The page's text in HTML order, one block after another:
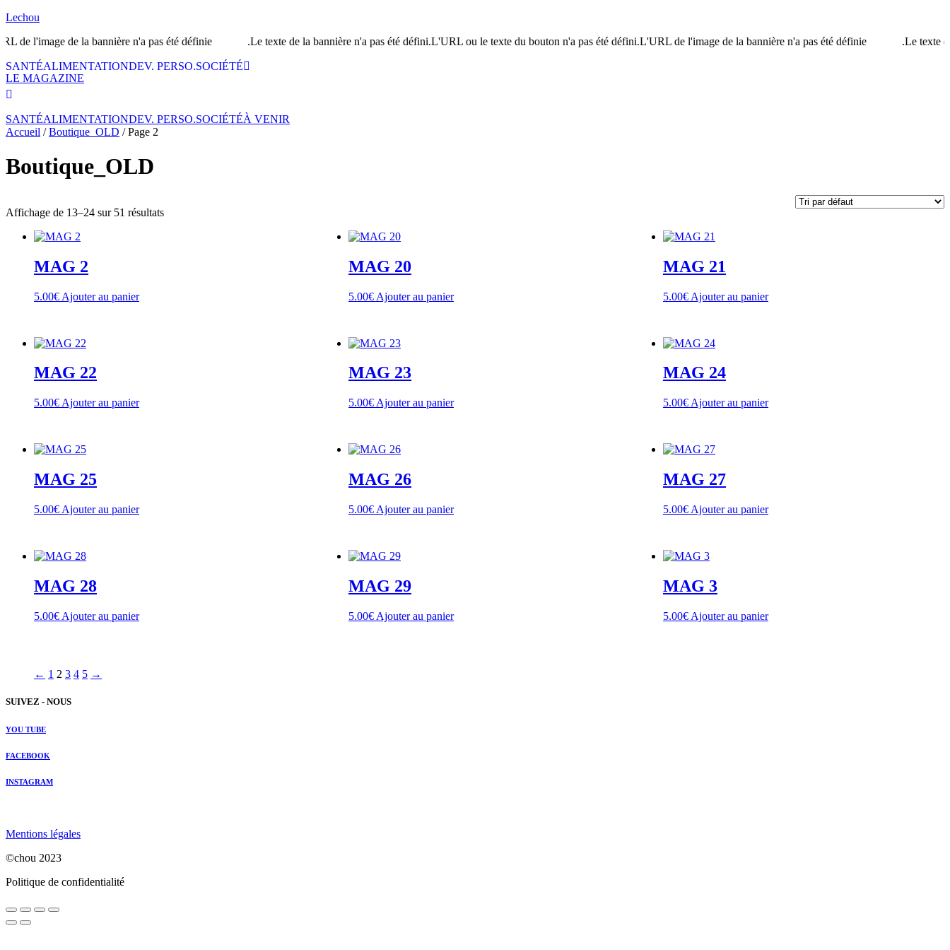
Lechou
l'image de la bannière n'a pas été définie.
Le texte de la bannière n'a pas été défini.L'URL ou le texte du bouton n'a pas été défini.L'URL de l'image de la bannière n'a pas été définie. Le texte de
SANTÉALIMENTATIONDEV. PERSO.SOCIÉTÉ
LE MAGAZINE
SANTÉALIMENTATIONDEV. PERSO.SOCIÉTÉÀ VENIR
Accueil /Boutique_OLD / Page 2
Boutique_OLD
Affichage de 13–24 sur 51 résultats
MAG 2
5.00€ Ajouter au panier
MAG 20
5.00€ Ajouter au panier
MAG 21
5.00€ Ajouter au panier
MAG 22
5.00€ Ajouter au panier
MAG 23
5.00€ Ajouter au panier
MAG 24
5.00€ Ajouter au panier
MAG 25
5.00€ Ajouter au panier
MAG 26
5.00€ Ajouter au panier
MAG 27
5.00€ Ajouter au panier
MAG 28
5.00€ Ajouter au panier
MAG 29
5.00€ Ajouter au panier
MAG 3
5.00€ Ajouter au panier
← 1 2 3 4 5 →
SUIVEZ - NOUS
YOU TUBE
FACEBOOK
INSTAGRAM
Mentions légales
©chou 2023
Politique de confidentialité